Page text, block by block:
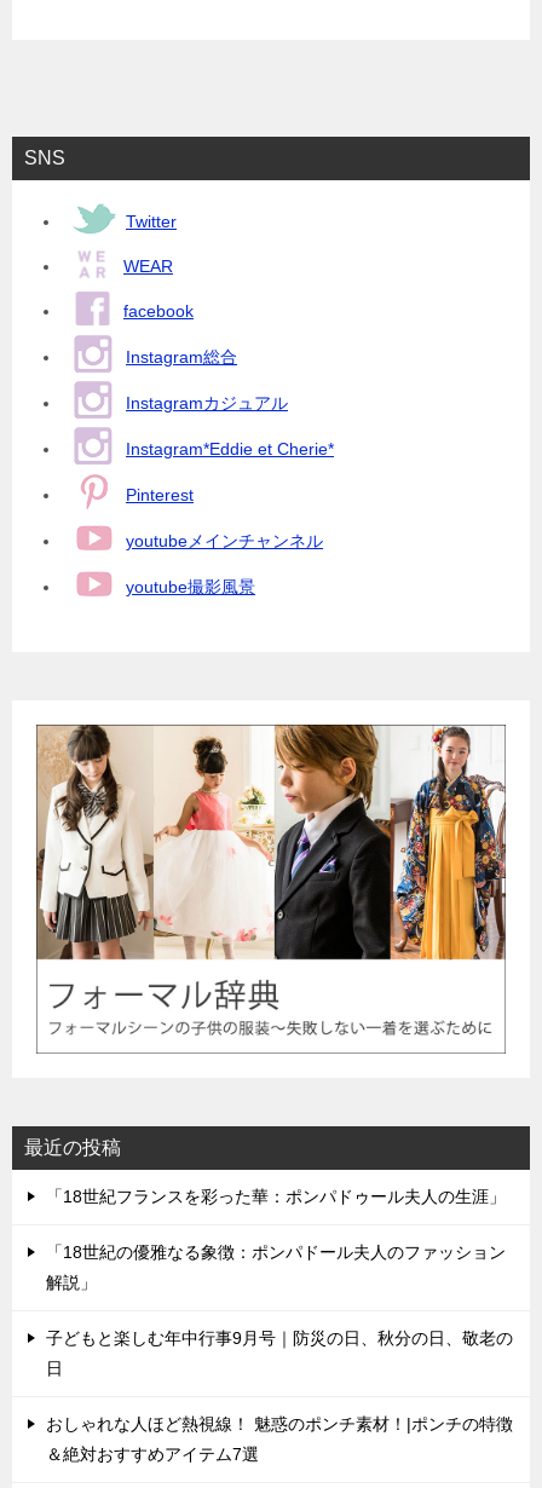
SNS
Twitter
WEAR
facebook
Instagram総合
Instagramカジュアル
Instagram*Eddie et Cherie*
Pinterest
youtubeメインチャンネル
youtube撮影風景
最近の投稿
「18世紀フランスを彩った華：ポンパドゥール夫人の生涯」
「18世紀の優雅なる象徴：ポンパドール夫人のファッション
解説」
子どもと楽しむ年中行事9月号｜防災の日、秋分の日、敬老の
日
おしゃれな人ほど熱視線！ 魅惑のポンチ素材！|ポンチの特徴
＆絶対おすすめアイテム7選